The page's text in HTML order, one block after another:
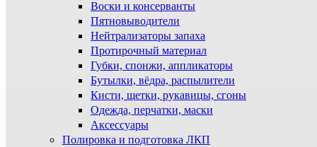
Воски и консерванты
Пятновыводители
Нейтрализаторы запаха
Протирочный материал
Губки, спонжи, аппликаторы
Бутылки, вёдра, распылители
Кисти, щетки, рукавицы, сгоны
Одежда, перчатки, маски
Аксессуары
Полировка и подготовка ЛКП